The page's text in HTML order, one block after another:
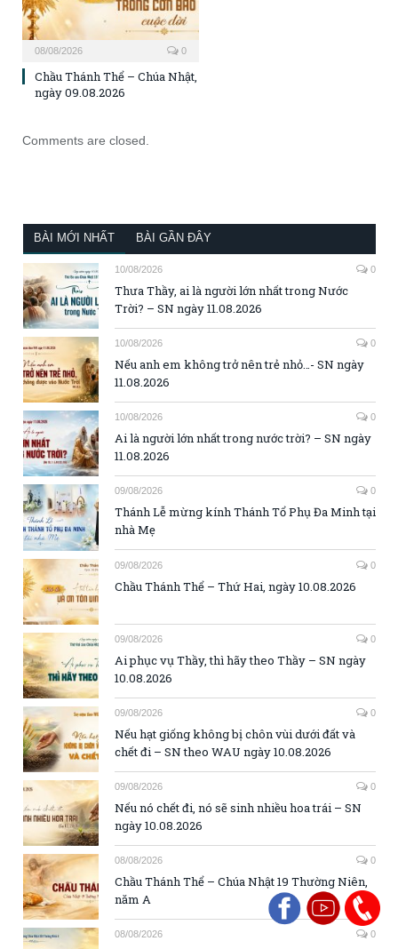
08/08/2026 0
Chầu Thánh Thể – Chúa Nhật,
ngày 09.08.2026
Comments are closed.
BÀI MỚI NHẤT BÀI GẦN ĐÂY
10/08/2026 0
Thưa Thầy, ai là người lớn nhất trong Nước
Trời? – SN ngày 11.08.2026
10/08/2026 0
Nếu anh em không trở nên trẻ nhỏ…- SN ngày
11.08.2026
10/08/2026 0
Ai là người lớn nhất trong nước trời? – SN ngày
11.08.2026
09/08/2026 0
Thánh Lễ mừng kính Thánh Tổ Phụ Đa Minh tại
nhà Mẹ
09/08/2026 0
Chầu Thánh Thể – Thứ Hai, ngày 10.08.2026
09/08/2026 0
Ai phục vụ Thầy, thì hãy theo Thầy – SN ngày
10.08.2026
09/08/2026 0
Nếu hạt giống không bị chôn vùi dưới đất và
chết đi – SN theo WAU ngày 10.08.2026
09/08/2026 0
Nếu nó chết đi, nó sẽ sinh nhiều hoa trái – SN
ngày 10.08.2026
08/08/2026 0
Chầu Thánh Thể – Chúa Nhật 19 Thường Niên,
năm A
08/08/2026 0